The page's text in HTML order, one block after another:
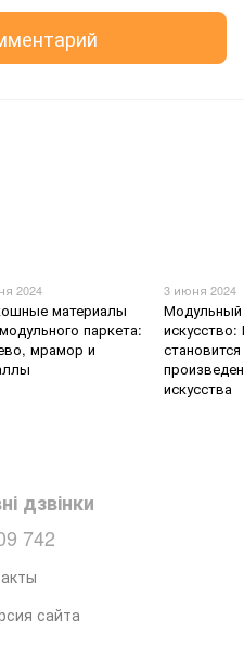
2024
материалы
паркета:
мрамор и
3 июня 2024
Модульный
становится
искусства
дзвінки
742
сайта